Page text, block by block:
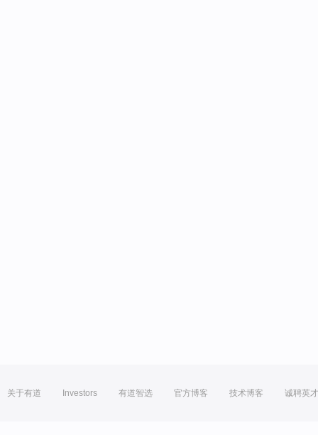
关于有道 Investors 有道智选 官方博客 技术博客 诚聘英才